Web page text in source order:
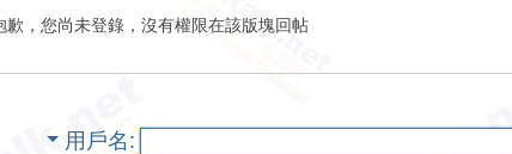
歉，您尚未登錄，沒有權限在該版塊回帖
用戶名